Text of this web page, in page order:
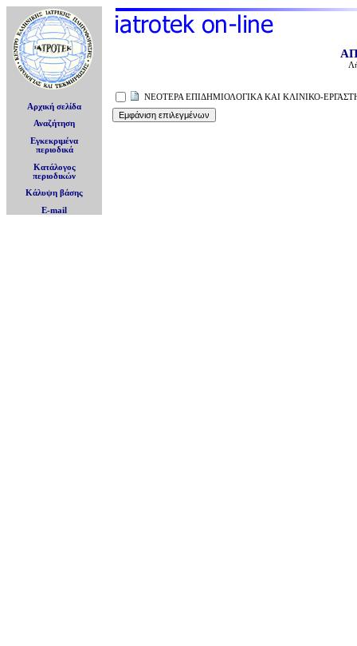
Αρχική σελίδα
Αναζήτηση
Εγκεκριμένα
περιοδικά
Κατάλογος
περιοδικών
Κάλυψη βάσης
E-mail
ΝΕΟΤΕΡΑ ΕΠΙΔΗΜΙΟΛΟΓΙΚΑ ΚΑΙ ΚΛΙΝΙΚΟ-